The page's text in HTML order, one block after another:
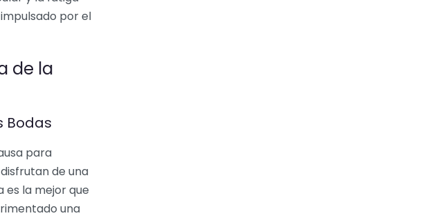
por el
de la
Bodas
para
de una
la mejor que
una